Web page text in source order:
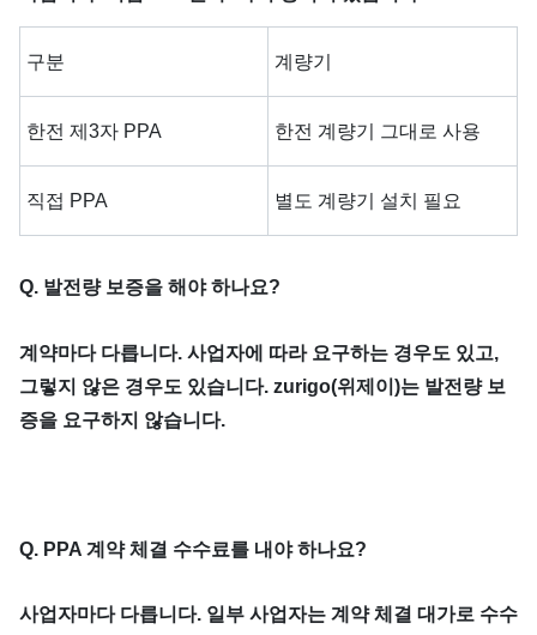
구분 계량기
한전 제3자 PPA 한전 계량기 그대로 사용
직접 PPA 별도 계량기 설치 필요
Q. 발전량 보증을 해야 하나요?
계약마다 다릅니다. 사업자에 따라 요구하는 경우도 있고,
그렇지 않은 경우도 있습니다. zurigo(위제이)는 발전량 보
증을 요구하지 않습니다.
Q. PPA 계약 체결 수수료를 내야 하나요?
사업자마다 다릅니다. 일부 사업자는 계약 체결 대가로 수수